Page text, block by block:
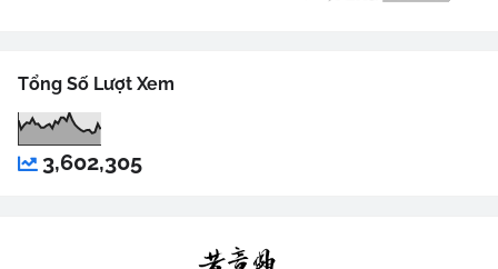
Tổng Số Lượt Xem
3,602,305